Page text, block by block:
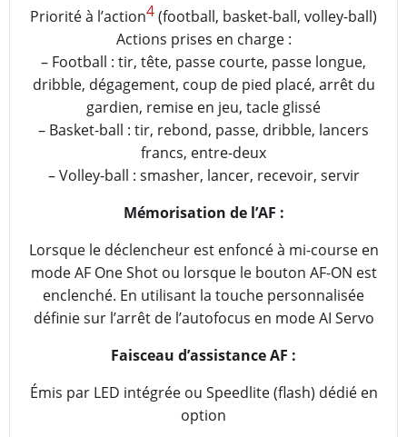
Priorité à l’action4(football, basket-ball, volley-ball)
Actions prises en charge :
– Football : tir, tête, passe courte, passe longue,
dribble, dégagement, coup de pied placé, arrêt du
gardien, remise en jeu, tacle glissé
– Basket-ball : tir, rebond, passe, dribble, lancers
francs, entre-deux
– Volley-ball : smasher, lancer, recevoir, servir
Mémorisation de l’AF :
Lorsque le déclencheur est enfoncé à mi-course en
mode AF One Shot ou lorsque le bouton AF-ON est
enclenché. En utilisant la touche personnalisée
définie sur l’arrêt de l’autofocus en mode AI Servo
Faisceau d’assistance AF :
Émis par LED intégrée ou Speedlite (flash) dédié en
option